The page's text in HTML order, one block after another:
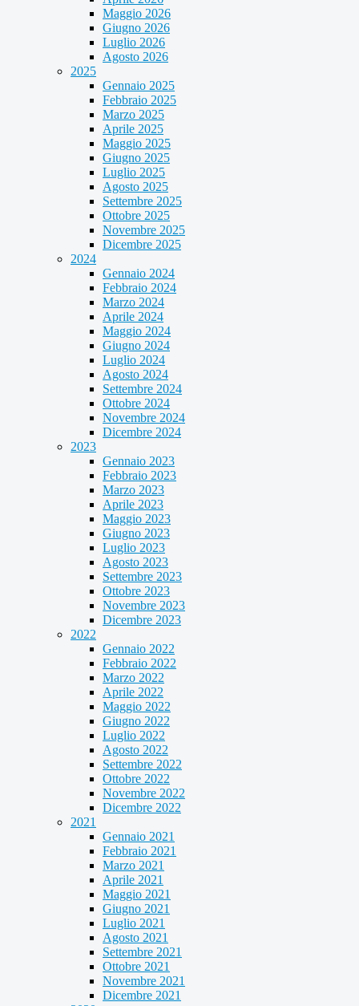
Maggio 2026
Giugno 2026
Luglio 2026
Agosto 2026
2025
Gennaio 2025
Febbraio 2025
Marzo 2025
Aprile 2025
Maggio 2025
Giugno 2025
Luglio 2025
Agosto 2025
Settembre 2025
Ottobre 2025
Novembre 2025
Dicembre 2025
2024
Gennaio 2024
Febbraio 2024
Marzo 2024
Aprile 2024
Maggio 2024
Giugno 2024
Luglio 2024
Agosto 2024
Settembre 2024
Ottobre 2024
Novembre 2024
Dicembre 2024
2023
Gennaio 2023
Febbraio 2023
Marzo 2023
Aprile 2023
Maggio 2023
Giugno 2023
Luglio 2023
Agosto 2023
Settembre 2023
Ottobre 2023
Novembre 2023
Dicembre 2023
2022
Gennaio 2022
Febbraio 2022
Marzo 2022
Aprile 2022
Maggio 2022
Giugno 2022
Luglio 2022
Agosto 2022
Settembre 2022
Ottobre 2022
Novembre 2022
Dicembre 2022
2021
Gennaio 2021
Febbraio 2021
Marzo 2021
Aprile 2021
Maggio 2021
Giugno 2021
Luglio 2021
Agosto 2021
Settembre 2021
Ottobre 2021
Novembre 2021
Dicembre 2021